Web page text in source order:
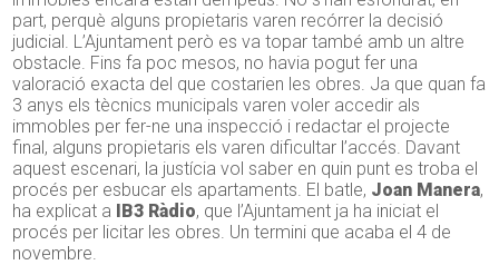
part, perquè alguns propietaris varen recórrer la decisió
judicial. L’Ajuntament però es va topar també amb un altre
obstacle. Fins fa poc mesos, no havia pogut fer una
valoració exacta del que costarien les obres. Ja que quan fa
3 anys els tècnics municipals varen voler accedir als
immobles per fer-ne una inspecció i redactar el projecte
final, alguns propietaris els varen dificultar l’accés. Davant
aquest escenari, la justícia vol saber en quin punt es troba el
procés per esbucar els apartaments. El batle, Joan Manera,
ha explicat a IB3 Ràdio, que l’Ajuntament ja ha iniciat el
procés per licitar les obres. Un termini que acaba el 4 de
novembre.